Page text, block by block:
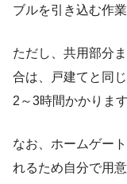
ブルを引き込む作
ただし、共用部分
合は、戸建てと同
2～3時間かかります
なお、 ホームゲー
れるため自分で用